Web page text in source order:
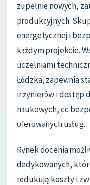
zupełnie nowych,
produkcyjnych.
energetycznej i
każdym projekcie.
uczelniami
Łódzka, zapewnia
inżynierów i dostęp
naukowych, co
oferowanych usług.
Rynek docenia
dedykowanych,
redukują koszty i